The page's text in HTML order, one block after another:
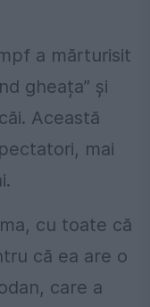
a mărturisit
gheața” și
Această
mai
cu toate că
că ea are o
care a